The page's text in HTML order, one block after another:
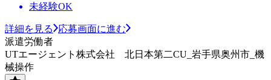
未経験OK
詳細を見る
応募画面に進む
派遣労働者
UTエージェント株式会社 北日本第二CU_岩手県奥州市_機
械操作